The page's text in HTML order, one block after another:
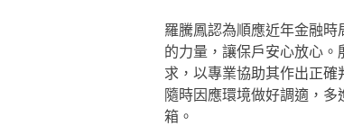
羅騰鳳認為順應近年金融
的力量，讓保戶安心放心
求，以專業協助其作出正
隨時因應環境做好調適，
箱。